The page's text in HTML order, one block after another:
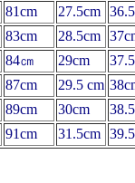
81cm 27.5cm
83cm 28.5cm
84㎝ 29cm
87cm 29.5 cm
89cm 30cm
91cm 31.5cm